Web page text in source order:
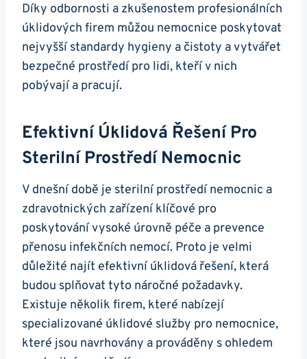
Díky odbornosti a zkušenostem profesionálních
úklidových firem můžou nemocnice poskytovat
nejvyšší standardy hygieny a čistoty a vytvářet
bezpečné prostředí pro lidi, kteří v nich
pobývají a pracují.
Efektivní Úklidová Řešení Pro
Sterilní Prostředí Nemocnic
V dnešní době je sterilní prostředí nemocnic a
zdravotnických zařízení klíčové pro
poskytování vysoké úrovně péče a prevence
přenosu infekčních nemocí. Proto je velmi
důležité najít efektivní úklidová řešení, která
budou splňovat tyto náročné požadavky.
Existuje několik firem, které nabízejí
specializované úklidové služby pro nemocnice,
které jsou navrhovány a prováděny s ohledem